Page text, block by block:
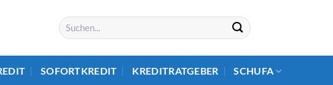
SOFORTKREDIT KREDITRATGEBER SCHUFA